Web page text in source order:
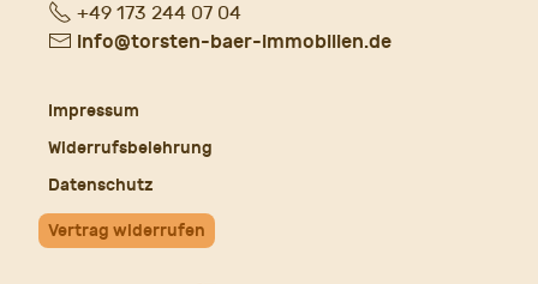
Fon+49 173 244 07 04
E- info@torsten-baer-immobilien.de
Impressum
Widerrufsbelehrung
Datenschutz
Vertrag widerrufen